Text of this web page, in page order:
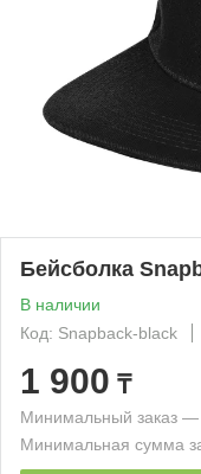
Бейсболка
В наличии
Код: Snapback-black
1 900 ₸
Минимальный заказ —
Минимальная сумма